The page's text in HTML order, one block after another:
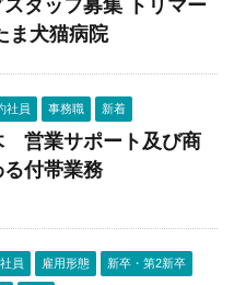
タッフ募集 トリマー
ま犬猫病院
社員 事務職 新着
営業サポート及び商
付帯業務
員 雇用形態 新卒・第2新卒